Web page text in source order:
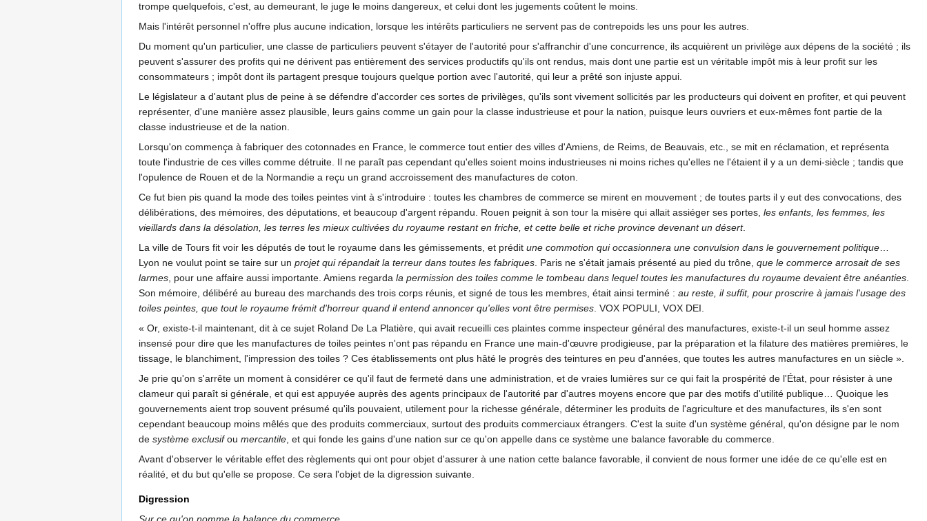
trompe quelquefois, c'est, au demeurant, le juge le moins dangereux, et celui dont les jugements coûtent le moins.
Mais l'intérêt personnel n'offre plus aucune indication, lorsque les intérêts particuliers ne servent pas de contrepoids les uns pour les autres.
Du moment qu'un particulier, une classe de particuliers peuvent s'étayer de l'autorité pour s'affranchir d'une concurrence, ils acquièrent un privilège aux dépens de la société ; ils
peuvent s'assurer des profits qui ne dérivent pas entièrement des services productifs qu'ils ont rendus, mais dont une partie est un véritable impôt mis à leur profit sur les
consommateurs ; impôt dont ils partagent presque toujours quelque portion avec l'autorité, qui leur a prêté son injuste appui.
Le législateur a d'autant plus de peine à se défendre d'accorder ces sortes de privilèges, qu'ils sont vivement sollicités par les producteurs qui doivent en profiter, et qui peuvent
représenter, d'une manière assez plausible, leurs gains comme un gain pour la classe industrieuse et pour la nation, puisque leurs ouvriers et eux-mêmes font partie de la
classe industrieuse et de la nation.
Lorsqu'on commença à fabriquer des cotonnades en France, le commerce tout entier des villes d'Amiens, de Reims, de Beauvais, etc., se mit en réclamation, et représenta
toute l'industrie de ces villes comme détruite. Il ne paraît pas cependant qu'elles soient moins industrieuses ni moins riches qu'elles ne l'étaient il y a un demi-siècle ; tandis que
l'opulence de Rouen et de la Normandie a reçu un grand accroissement des manufactures de coton.
Ce fut bien pis quand la mode des toiles peintes vint à s'introduire : toutes les chambres de commerce se mirent en mouvement ; de toutes parts il y eut des convocations, des
délibérations, des mémoires, des députations, et beaucoup d'argent répandu. Rouen peignit à son tour la misère qui allait assiéger ses portes, les enfants, les femmes, les
vieillards dans la désolation, les terres les mieux cultivées du royaume restant en friche, et cette belle et riche province devenant un désert.
La ville de Tours fit voir les députés de tout le royaume dans les gémissements, et prédit une commotion qui occasionnera une convulsion dans le gouvernement politique
Lyon ne voulut point se taire sur un projet qui répandait la terreur dans toutes les fabriques . Paris ne s'était jamais présenté au pied du trône, que le commerce arrosait de ses
larmes , pour une affaire aussi importante. Amiens regarda la permission des toiles comme le tombeau dans lequel toutes les manufactures du royaume devaient être anéanties
Son mémoire, délibéré au bureau des marchands des trois corps réunis, et signé de tous les membres, était ainsi terminé : au reste, il suffit, pour proscrire à jamais l'usage des
toiles peintes, que tout le royaume frémit d'horreur quand il entend annoncer qu'elles vont être permises . VOX POPULI, VOX DEI.
« Or, existe-t-il maintenant, dit à ce sujet Roland De La Platière, qui avait recueilli ces plaintes comme inspecteur général des manufactures, existe-t-il un seul homme assez
insensé pour dire que les manufactures de toiles peintes n'ont pas répandu en France une main-d'œuvre prodigieuse, par la préparation et la filature des matières premières, le
tissage, le blanchiment, l'impression des toiles ? Ces établissements ont plus hâté le progrès des teintures en peu d'années, que toutes les autres manufactures en un siècle ».
Je prie qu'on s'arrête un moment à considérer ce qu'il faut de fermeté dans une administration, et de vraies lumières sur ce qui fait la prospérité de l'État, pour résister à une
clameur qui paraît si générale, et qui est appuyée auprès des agents principaux de l'autorité par d'autres moyens encore que par des motifs d'utilité publique… Quoique les
gouvernements aient trop souvent présumé qu'ils pouvaient, utilement pour la richesse générale, déterminer les produits de l'agriculture et des manufactures, ils s'en sont
cependant beaucoup moins mêlés que des produits commerciaux, surtout des produits commerciaux étrangers. C'est la suite d'un système général, qu'on désigne par le nom
de système exclusifou mercantile , et qui fonde les gains d'une nation sur ce qu'on appelle dans ce système une balance favorable du commerce.
Avant d'observer le véritable effet des règlements qui ont pour objet d'assurer à une nation cette balance favorable, il convient de nous former une idée de ce qu'elle est en
réalité, et du but qu'elle se propose. Ce sera l'objet de la digression suivante.
Digression